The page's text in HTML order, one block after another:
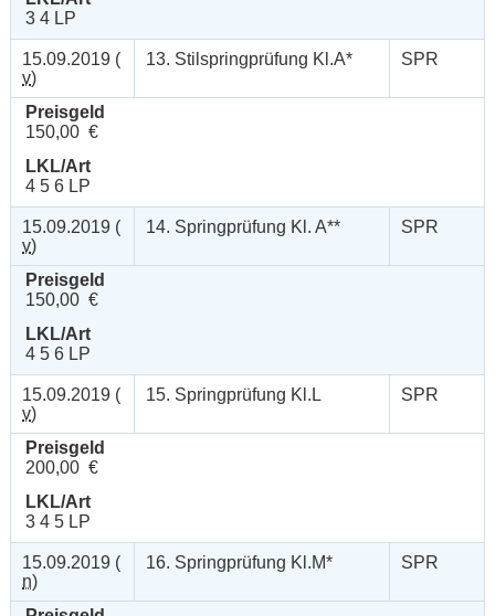
3 4 LP
15.09.2019 (
v)
13. Stilspringprüfung Kl.A* SPR
Preisgeld
150,00 €
LKL/Art
4 5 6 LP
15.09.2019 (
v)
14. Springprüfung Kl. A** SPR
Preisgeld
150,00 €
LKL/Art
4 5 6 LP
15.09.2019 (
v)
15. Springprüfung Kl.L SPR
Preisgeld
200,00 €
LKL/Art
3 4 5 LP
15.09.2019 (
n)
16. Springprüfung Kl.M* SPR